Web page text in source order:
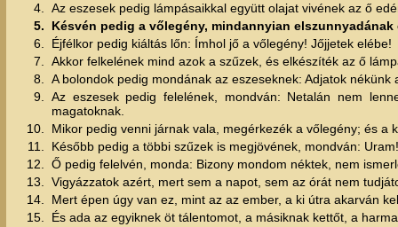
4.
Az eszesek pedig lámpásaikkal együtt olajat vivének az ő
5.
Késvén pedig a vőlegény, mindannyian elszunnyadának
6.
Éjfélkor pedig kiáltás lőn: Ímhol jő a vőlegény! Jőjjetek elébe!
7.
Akkor felkelének mind azok a szűzek, és elkészíték az ő
8.
A bolondok pedig mondának az eszeseknek: Adjatok
9.
Az eszesek pedig felelének, mondván: Netalán nem
magatoknak.
10.
Mikor pedig venni járnak vala, megérkezék a vőlegény; és
11.
Később pedig a többi szűzek is megjövének, mondván:
12.
Ő pedig felelvén, monda: Bizony mondom néktek, nem
13.
Vigyázzatok azért, mert sem a napot, sem az órát nem
14.
Mert épen úgy van ez, mint az az ember, a ki útra akarván
15.
És ada az egyiknek öt tálentomot, a másiknak kettőt, a